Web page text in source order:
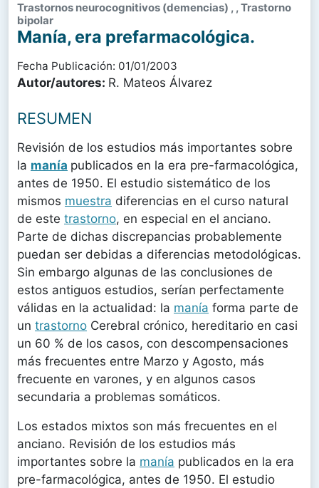
Trastornos neurocognitivos (demencias) , , Trastorno
bipolar
Manía, era prefarmacológica.
Fecha Publicación: 01/01/2003
Autor/autores: R. Mateos Álvarez
RESUMEN
Revisión de los estudios más importantes sobre
la manía publicados en la era pre-farmacológica,
antes de 1950. El estudio sistemático de los
mismos muestra diferencias en el curso natural
de este trastorno, en especial en el anciano.
Parte de dichas discrepancias probablemente
puedan ser debidas a diferencias metodológicas.
Sin embargo algunas de las conclusiones de
estos antiguos estudios, serían perfectamente
válidas en la actualidad: la manía forma parte de
un trastorno Cerebral crónico, hereditario en casi
un 60 % de los casos, con descompensaciones
más frecuentes entre Marzo y Agosto, más
frecuente en varones, y en algunos casos
secundaria a problemas somáticos.
Los estados mixtos son más frecuentes en el
anciano. Revisión de los estudios más
importantes sobre la manía publicados en la era
pre-farmacológica, antes de 1950. El estudio